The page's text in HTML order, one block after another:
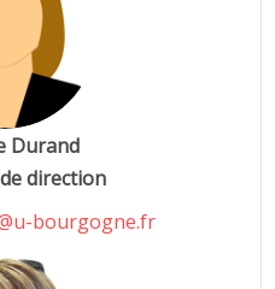
Durand
direction
bourgogne.fr